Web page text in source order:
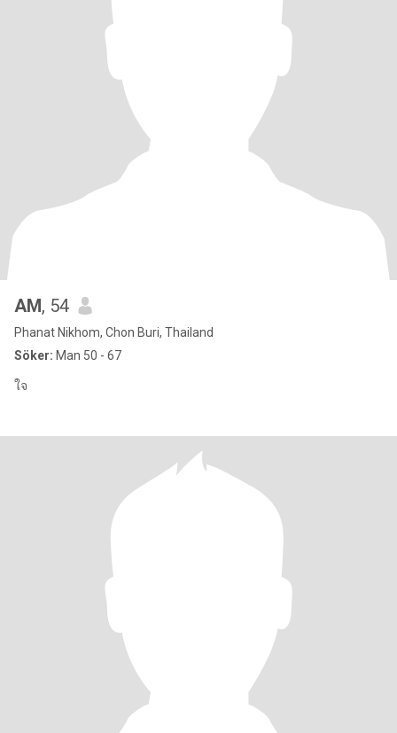
AM, 54
Phanat Nikhom, Chon Buri, Thailand
Söker: Man 50 - 67
ใจ